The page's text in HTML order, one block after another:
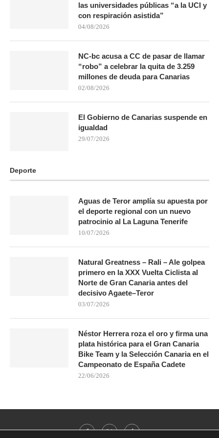
las universidades públicas “a la UCI y
con respiración asistida”
04/08/2026
NC-bc acusa a CC de pasar de llamar
“robo” a celebrar la quita de 3.259
millones de deuda para Canarias
02/08/2026
El Gobierno de Canarias suspende en
igualdad
29/07/2026
Deporte
Aguas de Teror amplía su apuesta por
el deporte regional con un nuevo
patrocinio al La Laguna Tenerife
10/07/2026
Natural Greatness – Rali – Ale golpea
primero en la XXX Vuelta Ciclista al
Norte de Gran Canaria antes del
decisivo Agaete–Teror
03/07/2026
Néstor Herrera roza el oro y firma una
plata histórica para el Gran Canaria
Bike Team y la Selección Canaria en el
Campeonato de España Cadete
22/06/2026